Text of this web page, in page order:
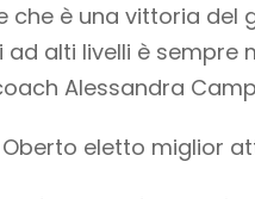
che è una vittoria del
ad alti livelli è sempre
Alessandra
Oberto eletto miglior